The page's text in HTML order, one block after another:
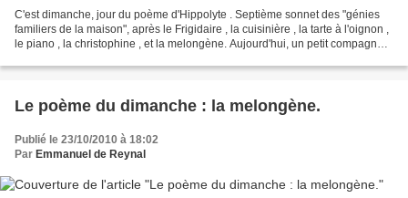
C'est dimanche, jour du poème d'Hippolyte . Septième sonnet des "génies
familiers de la maison", après le Frigidaire , la cuisinière , la tarte à l'oignon ,
le piano , la christophine , et la melongène. Aujourd'hui, un petit compagnon
Le poème du dimanche : la melongène.
Publié le 23/10/2010 à 18:02
Par Emmanuel de Reynal